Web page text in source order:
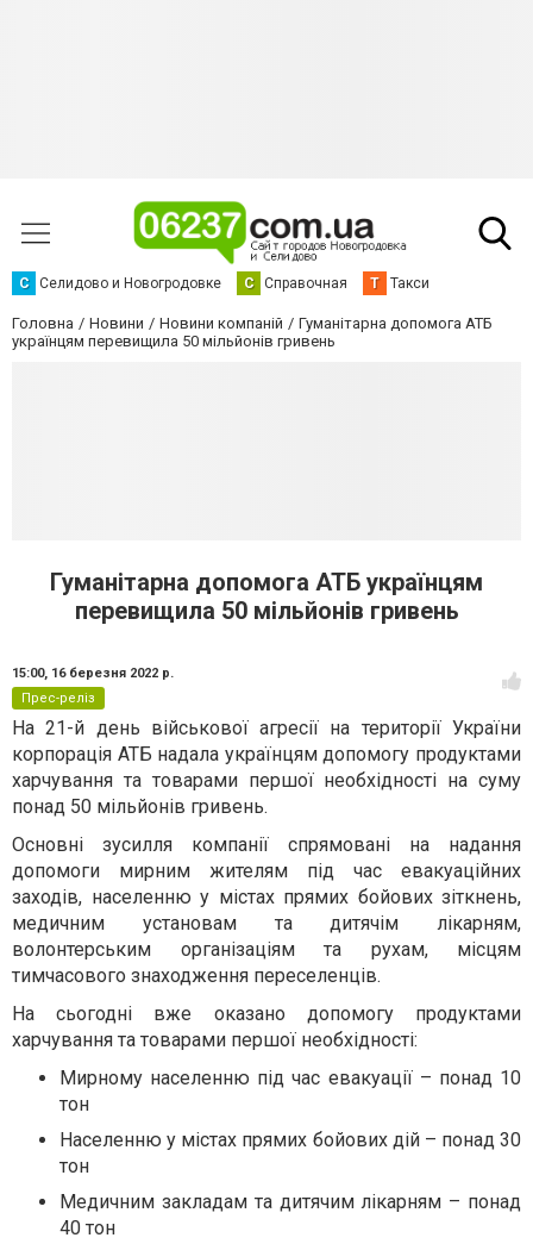
С Селидово и Новогродовке С Справочная Т Такси
Головна Новини Новини компаній
Гуманітарна допомога АТБ
українцям перевищила 50 мільйонів гривень
Гуманітарна допомога АТБ українцям
перевищила 50 мільйонів гривень
15:00, 16 березня 2022 р.
Прес-реліз
На 21-й день військової агресії на території України
корпорація АТБ надала українцям допомогу продуктами
харчування та товарами першої необхідності на суму
понад 50 мільйонів гривень.
Основні зусилля компанії спрямовані на надання
допомоги мирним жителям під час евакуаційних
заходів, населенню у містах прямих бойових зіткнень,
медичним установам та дитячім лікарням,
волонтерським організаціям та рухам, місцям
тимчасового знаходження переселенців.
На сьогодні вже оказано допомогу продуктами
харчування та товарами першої необхідності:
Мирному населенню під час евакуації – понад 10
тон
Населенню у містах прямих бойових дій – понад 30
тон
Медичним закладам та дитячим лікарням – понад
40 тон